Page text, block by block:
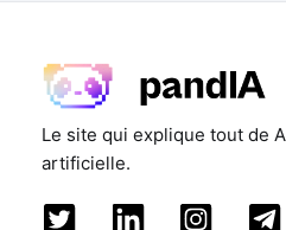
Le site qui explique tout de
artificielle.